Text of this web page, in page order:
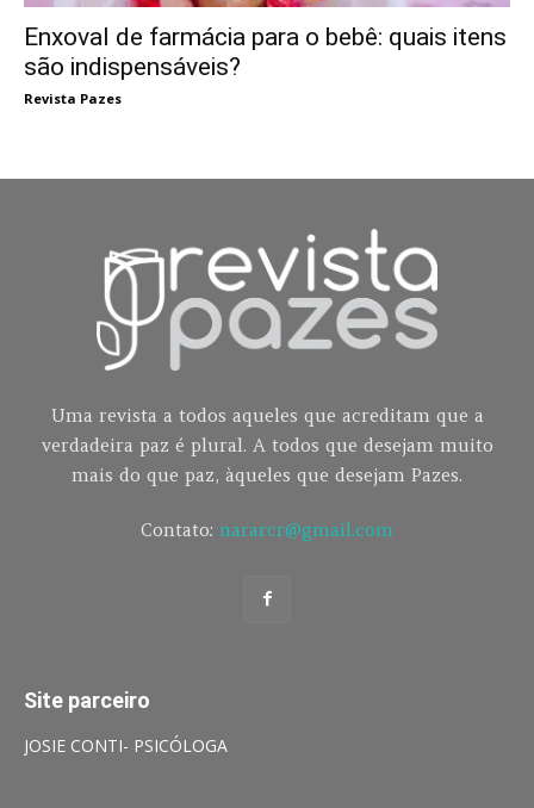
Enxoval de farmácia para o bebê: quais itens
são indispensáveis?
Revista Pazes
Uma revista a todos aqueles que acreditam que a
verdadeira paz é plural. A todos que desejam muito
mais do que paz, àqueles que desejam Pazes.
Contato: nararcr@gmail.com
Site parceiro
JOSIE CONTI- PSICÓLOGA